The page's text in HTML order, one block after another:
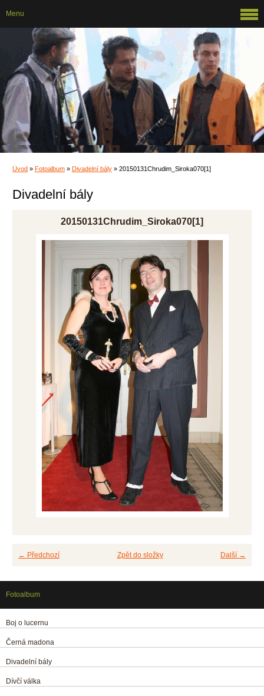
Úvod » Fotoalbum » Divadelní bály » 20150131Chrudim_Siroka070[1]
Divadelní bály
20150131Chrudim_Siroka070[1]
← Předchozí Další →
Zpět do složky
Menu
Fotoalbum
Boj o lucernu
Černá madona
Divadelní bály
Dívčí válka